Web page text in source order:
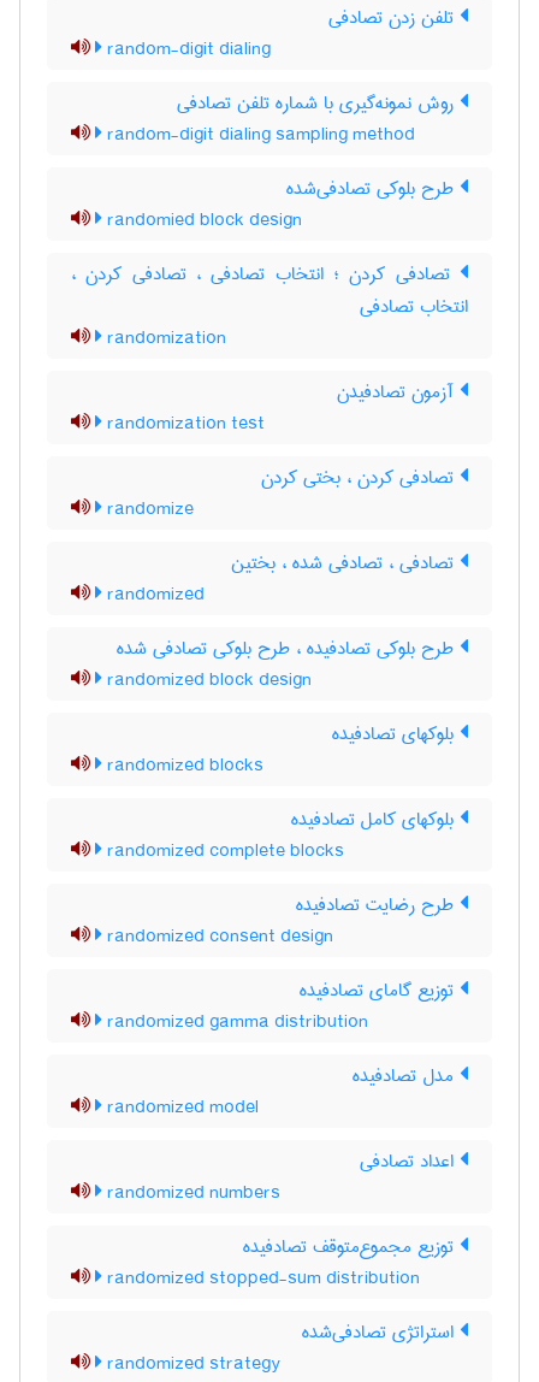
تلفن زدن تصادفی
random-digit dialing
روش نمونه‌گیری با شماره تلفن تصادفی
random-digit dialing sampling method
طرح بلوکی تصادفی‌شده
randomied block design
تصادفی کردن ؛ انتخاب تصادفی ، تصادفی کردن ،
انتخاب تصادفی
randomization
آزمون تصادفیدن
randomization test
تصادفی کردن ، بختی کردن
randomize
تصادفی ، تصادفی شده ، بختین
randomized
طرح بلوکی تصادفیده ، طرح بلوکی تصادفی شده
randomized block design
بلوکهای تصادفیده
randomized blocks
بلوکهای کامل تصادفیده
randomized complete blocks
طرح رضایت تصادفیده
randomized consent design
توزیع گامای تصادفیده
randomized gamma distribution
مدل تصادفیده
randomized model
اعداد تصادفی
randomized numbers
توزیع مجموع‌متوقف تصادفیده
randomized stopped-sum distribution
استراتژی تصادفی‌شده
randomized strategy